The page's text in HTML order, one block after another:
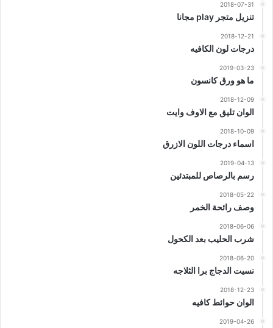
2018-07-31
تنزيل متجر play مجانا
2018-12-21
درجات لون الكافيه
2019-03-23
ما هو ورق كانسون
2018-12-09
الوان تليق مع الاوف وايت
2018-10-09
اسماء درجات اللون الازرق
2019-04-13
رسم بالرصاص للمبتدئين
2018-05-22
وصف رائحة الخمر
2018-06-06
شرب الحليب بعد الكحول
2018-06-20
نسيت الدجاج برا الثلاجه
2018-12-23
الوان حوائط كافيه
2019-04-26